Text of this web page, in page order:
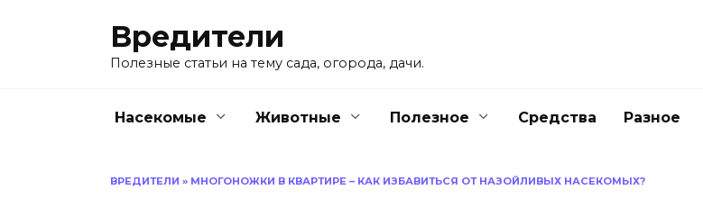
Вредители
Полезные статьи на тему сада, огорода, дачи.
Насекомые Животные Полезное Средства Разное
ВРЕДИТЕЛИ » МНОГОНОЖКИ В КВАРТИРЕ – КАК ИЗБАВИТЬСЯ ОТ НАЗОЙЛИВЫХ НАСЕКОМЫХ?